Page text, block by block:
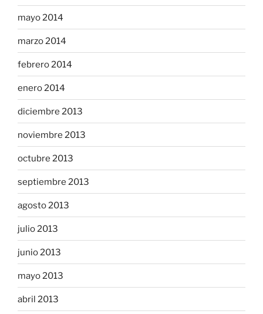
mayo 2014
marzo 2014
febrero 2014
enero 2014
diciembre 2013
noviembre 2013
octubre 2013
septiembre 2013
agosto 2013
julio 2013
junio 2013
mayo 2013
abril 2013